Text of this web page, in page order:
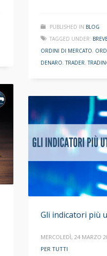
PUBLISHED IN BLOG
TAGGED UNDER:
ORDINI DI MERCATO,
DENARO,TRADER,
Gli indicatori più
MERCOLEDÌ, 24 MARZO
PER TUTTI